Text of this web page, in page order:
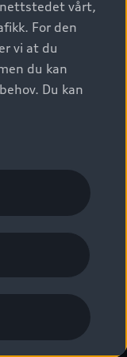
vårt,
For den
vi at du
du kan
Du kan